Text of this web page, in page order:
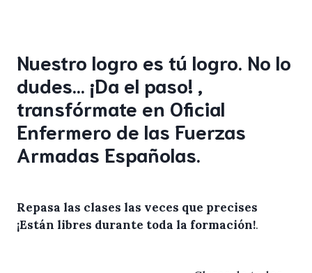
Nuestro logro es tú logro. No lo
dudes… ¡Da el paso! ,
transfórmate en Oficial
Enfermero de las Fuerzas
Armadas Españolas.
Repasa las clases las veces que precises
¡Están libres durante toda la formación!.